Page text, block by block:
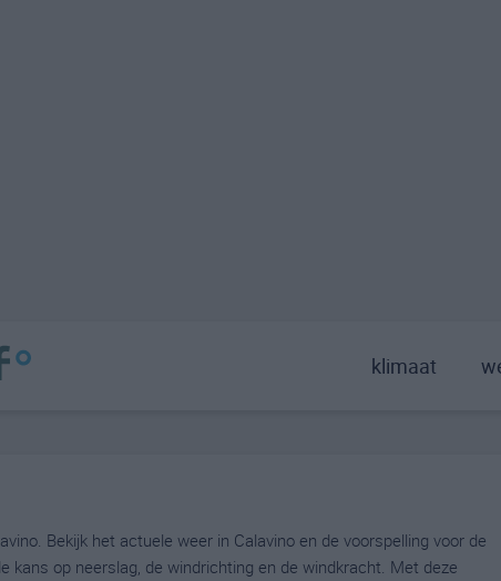
klimaat
Bekijk het actuele weer in Calavino en de voorspelling voor de
kans op neerslag, de windrichting en de windkracht. Met deze